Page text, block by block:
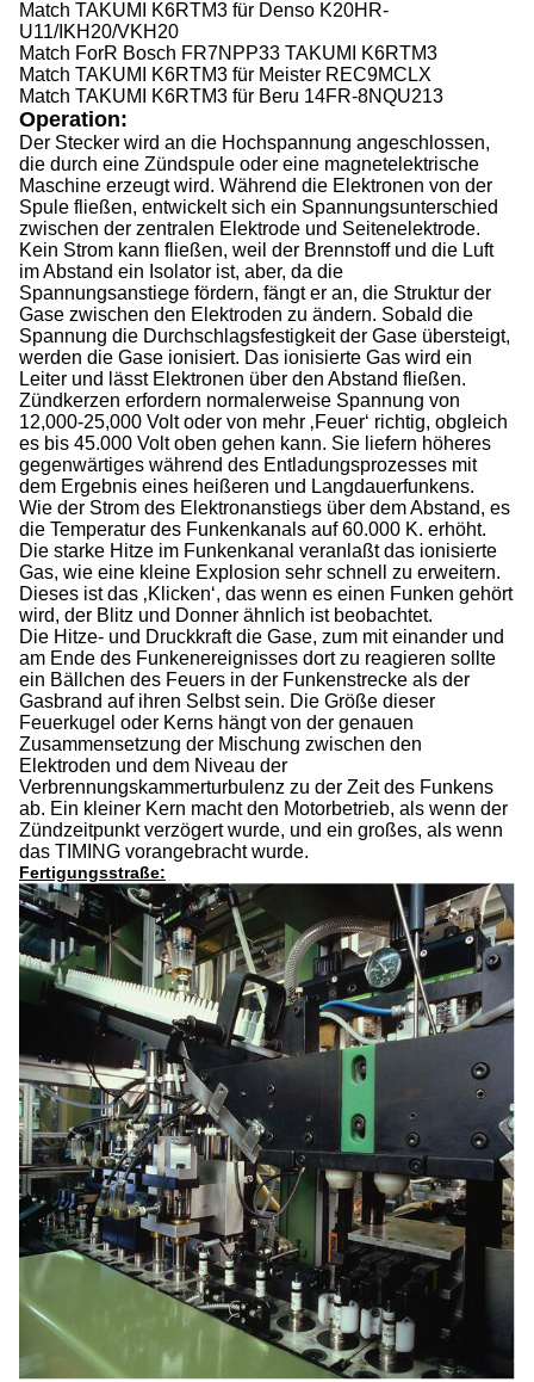
Match TAKUMI K6RTM3 für Denso K20HR-
U11/IKH20/VKH20
Match ForR Bosch FR7NPP33 TAKUMI
K6RTM3
Match TAKUMI K6RTM3 für Meister REC9MCLX
Match TAKUMI K6RTM3 für Beru 14FR-8NQU213
Operation:
Der Stecker wird an die Hochspannung angeschlossen,
die durch eine Zündspule oder eine magnetelektrische
Maschine erzeugt wird. Während die Elektronen von der
Spule fließen, entwickelt sich ein Spannungsunterschied
zwischen der zentralen Elektrode und Seitenelektrode.
Kein Strom kann fließen, weil der Brennstoff und die Luft
im Abstand ein Isolator ist, aber, da die
Spannungsanstiege fördern, fängt er an, die Struktur der
Gase zwischen den Elektroden zu ändern. Sobald die
Spannung die Durchschlagsfestigkeit der Gase übersteigt,
werden die Gase ionisiert. Das ionisierte Gas wird ein
Leiter und lässt Elektronen über den Abstand fließen.
Zündkerzen erfordern normalerweise Spannung von
12,000-25,000 Volt oder von mehr ‚Feuer‘ richtig, obgleich
es bis 45.000 Volt oben gehen kann. Sie liefern höheres
gegenwärtiges während des Entladungsprozesses mit
dem Ergebnis eines heißeren und Langdauerfunkens.
Wie der Strom des Elektronanstiegs über dem Abstand, es
die Temperatur des Funkenkanals auf 60.000 K. erhöht.
Die starke Hitze im Funkenkanal veranlaßt das ionisierte
Gas, wie eine kleine Explosion sehr schnell zu erweitern.
Dieses ist das ‚Klicken‘, das wenn es einen Funken gehört
wird, der Blitz und Donner ähnlich ist beobachtet.
Die Hitze- und Druckkraft die Gase, zum mit einander und
am Ende des Funkenereignisses dort zu reagieren sollte
ein Bällchen des Feuers in der Funkenstrecke als der
Gasbrand auf ihren Selbst sein. Die Größe dieser
Feuerkugel oder Kerns hängt von der genauen
Zusammensetzung der Mischung zwischen den
Elektroden und dem Niveau der
Verbrennungskammerturbulenz zu der Zeit des Funkens
ab. Ein kleiner Kern macht den Motorbetrieb, als wenn der
Zündzeitpunkt verzögert wurde, und ein großes, als wenn
das TIMING vorangebracht wurde.
Fertigungsstraße: